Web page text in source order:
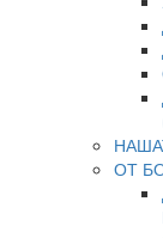
ОТ